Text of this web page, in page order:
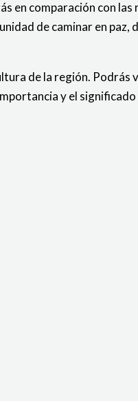
en comparación con
de caminar en
de la región.
y el